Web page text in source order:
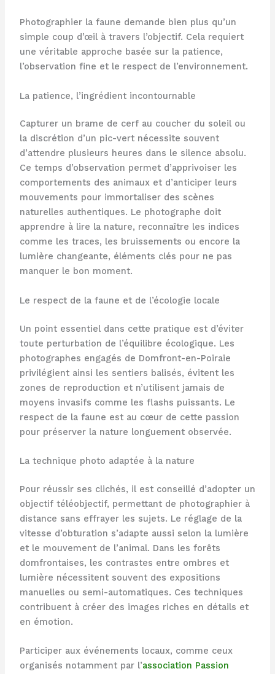
Photographier la faune demande bien plus qu’un
simple coup d’œil à travers l’objectif. Cela requiert
une véritable approche basée sur la patience,
l’observation fine et le respect de l’environnement.
La patience, l’ingrédient incontournable
Capturer un brame de cerf au coucher du soleil ou
la discrétion d’un pic-vert nécessite souvent
d’attendre plusieurs heures dans le silence absolu.
Ce temps d’observation permet d’apprivoiser les
comportements des animaux et d’anticiper leurs
mouvements pour immortaliser des scènes
naturelles authentiques. Le photographe doit
apprendre à lire la nature, reconnaître les indices
comme les traces, les bruissements ou encore la
lumière changeante, éléments clés pour ne pas
manquer le bon moment.
Le respect de la faune et de l’écologie locale
Un point essentiel dans cette pratique est d’éviter
toute perturbation de l’équilibre écologique. Les
photographes engagés de Domfront-en-Poiraie
privilégient ainsi les sentiers balisés, évitent les
zones de reproduction et n’utilisent jamais de
moyens invasifs comme les flashs puissants. Le
respect de la faune est au cœur de cette passion
pour préserver la nature longuement observée.
La technique photo adaptée à la nature
Pour réussir ses clichés, il est conseillé d’adopter un
objectif téléobjectif, permettant de photographier à
distance sans effrayer les sujets. Le réglage de la
vitesse d’obturation s’adapte aussi selon la lumière
et le mouvement de l’animal. Dans les forêts
domfrontaises, les contrastes entre ombres et
lumière nécessitent souvent des expositions
manuelles ou semi-automatiques. Ces techniques
contribuent à créer des images riches en détails et
en émotion.
Participer aux événements locaux, comme ceux
organisés notamment par l’association Passion